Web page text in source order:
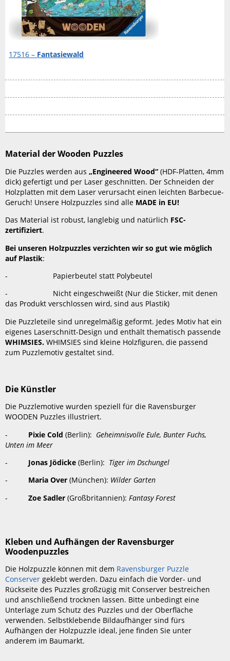
17516 – Fantasiewald
Material der Wooden Puzzles
Die Puzzles werden aus „Engineered Wood“ (HDF-Platten, 4mm
dick) gefertigt und per Laser geschnitten. Der Schneiden der
Holzplatten mit dem Laser verursacht einen leichten Barbecue-
Geruch! Unsere Holzpuzzles sind alle MADE in EU!
Das Material ist robust, langlebig und natürlich FSC-
zertifiziert.
Bei unseren Holzpuzzles verzichten wir so gut wie möglich
auf Plastik:
- Papierbeutel statt Polybeutel
- Nicht eingeschweißt (Nur die Sticker, mit denen
das Produkt verschlossen wird, sind aus Plastik)
Die Puzzleteile sind unregelmäßig geformt. Jedes Motiv hat ein
eigenes Laserschnitt-Design und enthält thematisch passende
WHIMSIES.WHIMSIES sind kleine Holzfiguren, die passend
zum Puzzlemotiv gestaltet sind.
Die Künstler
Die Puzzlemotive wurden speziell für die Ravensburger
WOODEN Puzzles illustriert.
- Pixie Cold(Berlin): Geheimnisvolle Eule, Bunter Fuchs,
Unten im Meer
- Jonas Jödicke (Berlin): Tiger im Dschungel
- Maria Over(München): Wilder Garten
-Zoe Sadler (Großbritannien): Fantasy Forest
Kleben und Aufhängen der Ravensburger
Woodenpuzzles
Die Holzpuzzle können mit dem Ravensburger Puzzle
Conservergeklebt werden. Dazu einfach die Vorder- und
Rückseite des Puzzles großzügig mit Conserver bestreichen
und anschließend trocknen lassen. Bitte unbedingt eine
Unterlage zum Schutz des Puzzles und der Oberfläche
verwenden. Selbstklebende Bildaufhänger sind fürs
Aufhängen der Holzpuzzle ideal, jene finden Sie unter
anderem im Baumarkt.